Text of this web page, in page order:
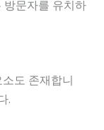
방문자를 유치하
도 존재합니
.